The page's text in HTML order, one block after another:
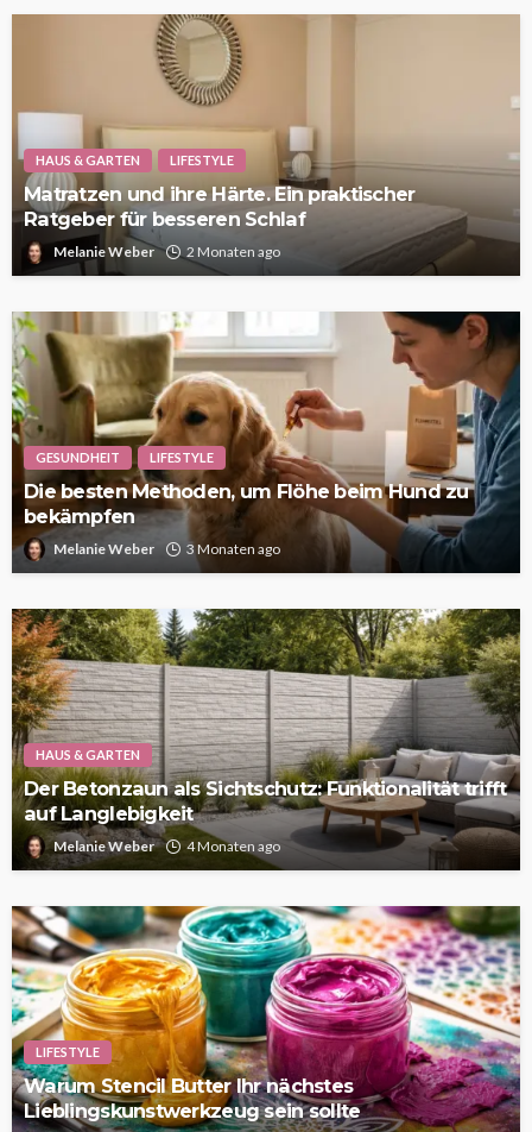
HAUS & GARTEN LIFESTYLE
Matratzen und ihre Härte. Ein praktischer
Ratgeber für besseren Schlaf
Melanie Weber 2 Monaten ago
GESUNDHEIT LIFESTYLE
Die besten Methoden, um Flöhe beim Hund zu
bekämpfen
Melanie Weber 3 Monaten ago
HAUS & GARTEN
Der Betonzaun als Sichtschutz: Funktionalität trifft
auf Langlebigkeit
Melanie Weber 4 Monaten ago
LIFESTYLE
Warum Stencil Butter Ihr nächstes
Lieblingskunstwerkzeug sein sollte